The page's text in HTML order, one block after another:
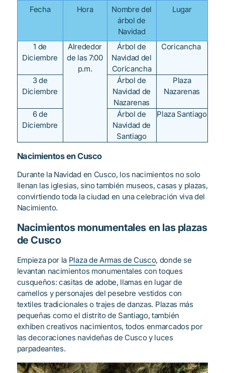
Fecha Hora
Nombre del
árbol de
Navidad
Lugar
1 de
Diciembre
Alrededor
de las 7:00
p.m.
Árbol de
Navidad del
Coricancha
Coricancha
3 de
Diciembre
Árbol de
Navidad de
Nazarenas
Plaza
Nazarenas
6 de
Diciembre
Árbol de
Navidad de
Santiago
Plaza Santiago
Nacimientos en Cusco
Durante la Navidad en Cusco, los nacimientos no solo
llenan las iglesias, sino también museos, casas y plazas,
convirtiendo toda la ciudad en una celebración viva del
Nacimiento.
Nacimientos monumentales en las plazas
de Cusco
Empieza por la Plaza de Armas de Cusco, donde se
levantan nacimientos monumentales con toques
cusqueños: casitas de adobe, llamas en lugar de
camellos y personajes del pesebre vestidos con
textiles tradicionales o trajes de danzas. Plazas más
pequeñas como el distrito de Santiago, también
exhiben creativos nacimientos, todos enmarcados por
las decoraciones navideñas de Cusco y luces
parpadeantes.